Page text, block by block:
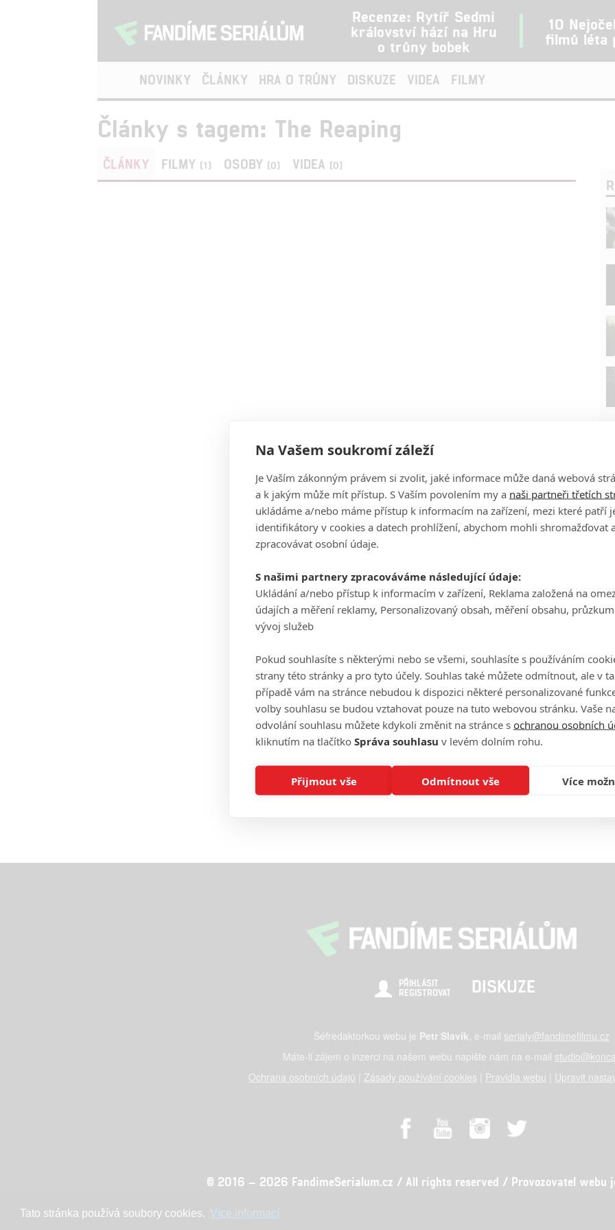
Tato stránka používá soubory cookies. Více informací
Recenze: Rytíř Sedmi
království hází na Hru
o trůny bobek
10
filmů léta
NOVINKY ČLÁNKY HRA O TRŮNY DISKUZE VIDEA FILMY
Články s tagem: The Reaping
ČLÁNKY FILMY (1) OSOBY (0) VIDEA (0)
PŘIHLÁSIT
REGISTROVAT
DISKUZE
Šéfredaktorkou webu je Petr Slavík, e-mail serialy@fandimefilmu.cz
Máte-li zájem o inzerci na našem webu napište nám na e-mail
Ochrana osobních údajů
Zásady používání cookies Pravidla webu Upravit
© 2016 – 2026 FandimeSerialum.cz / All rights reserved / Provozovatel webu
Na Vašem soukromí záleží
Je Vaším zákonným právem si zvolit, jaké informace může daná webová
a k jakým může mít přístup. S Vaším povolením my a naši partneři třetích
ukládáme a/nebo máme přístup k informacím na zařízení, mezi které patří
identifikátory v cookies a datech prohlížení, abychom mohli shromažďovat
zpracovávat osobní údaje.
S našimi partnery zpracováváme následující údaje:
Ukládání a/nebo přístup k informacím v zařízení, Reklama založená na
údajích a měření reklamy, Personalizovaný obsah, měření obsahu,
vývoj služeb
Pokud souhlasíte s některými nebo se všemi, souhlasíte s používáním
strany této stránky a pro tyto účely. Souhlas také můžete odmítnout, ale v
případě vám na stránce nebudou k dispozici některé personalizované
volby souhlasu se budou vztahovat pouze na tuto webovou stránku. Vaše
odvolání souhlasu můžete kdykoli změnit na stránce s ochranou osobních
kliknutím na tlačítko Správa souhlasu v levém dolním rohu.
Přijmout vše Odmítnout vše Více